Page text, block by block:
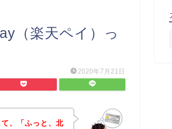
（楽天ペイ）っ
2020年7月21日
、「ふっと、北